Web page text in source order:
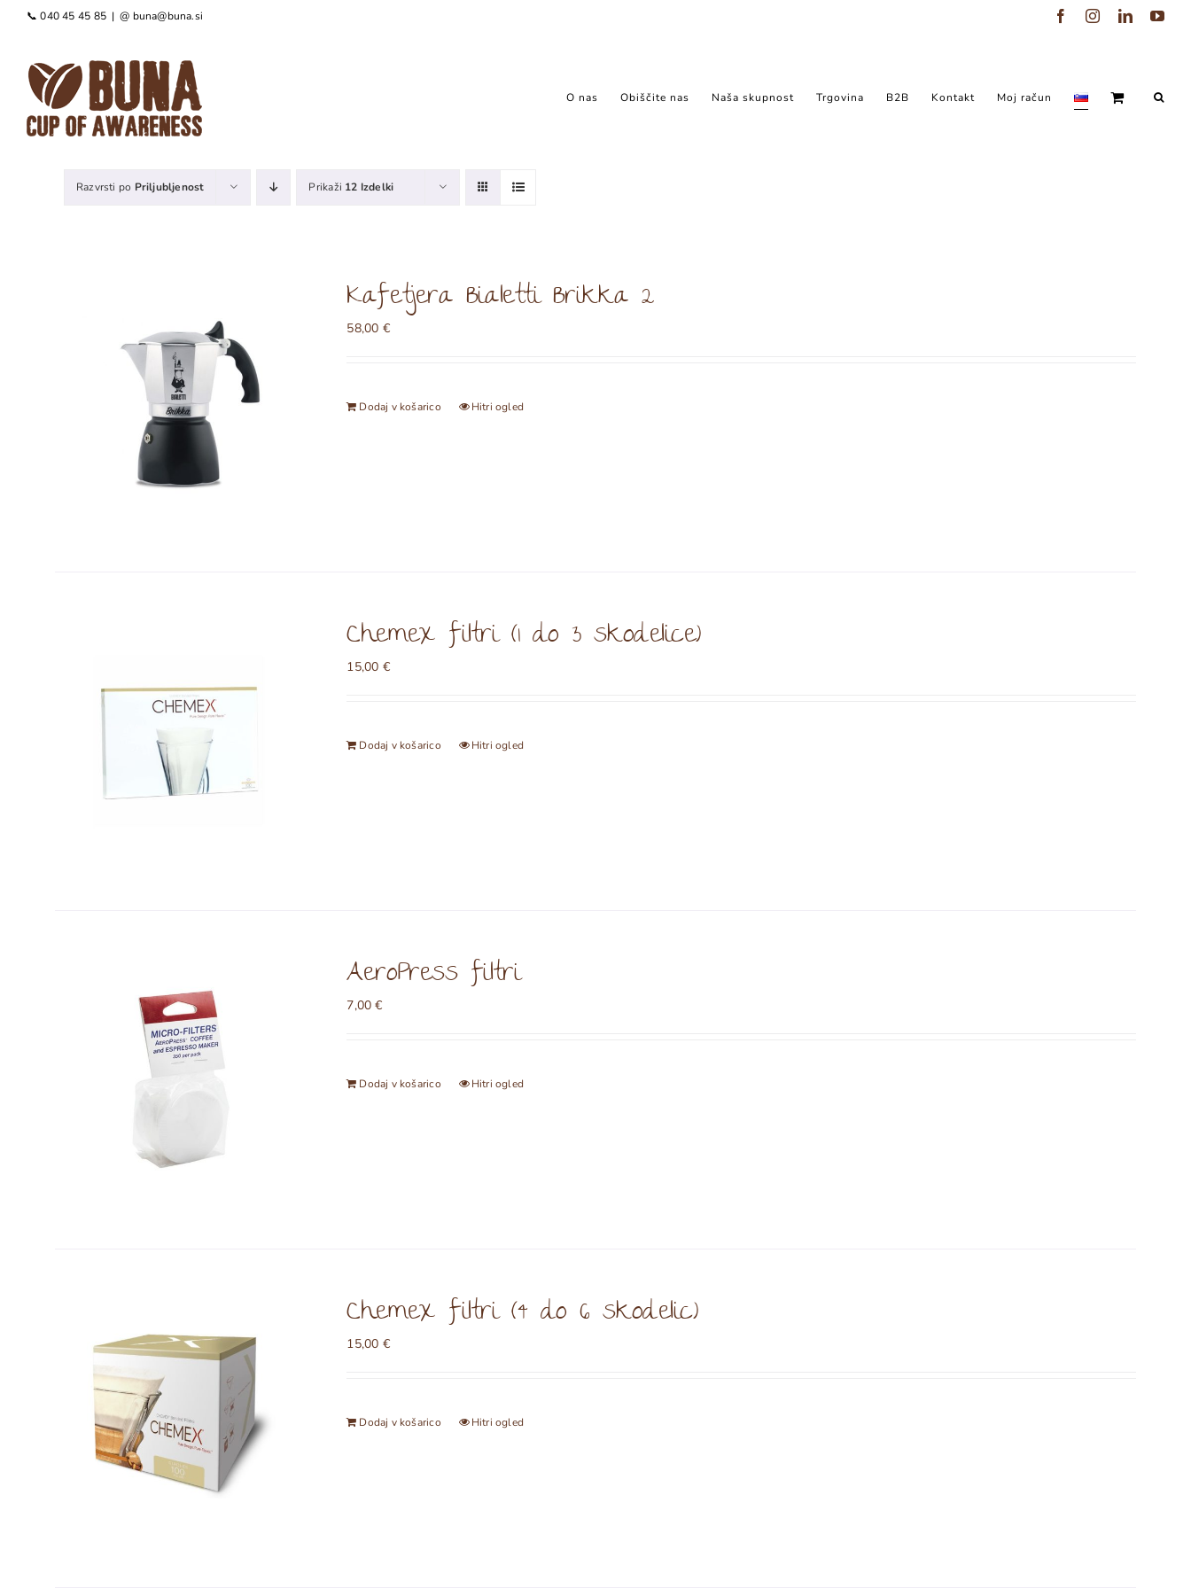
Preskoči📞 040 45 45 85 | @ buna@buna.si FacebookInstagramLinkedIn
O nas Obiščite nas Naša skupnost Trgovina B2B Kontakt Moj račun
Razvrsti po Priljubljenost Prikaži 12 Izdelki
Kafetjera Bialetti Brikka 2
58,00 €
Dodaj v košarico Hitri ogled
Chemex filtri (1 do 3 skodelice)
15,00 €
Dodaj v košarico Hitri ogled
AeroPress filtri
7,00€
Dodaj v košarico Hitri ogled
Chemex filtri (4 do 6 skodelic)
15,00 €
Dodaj v košarico Hitri ogled